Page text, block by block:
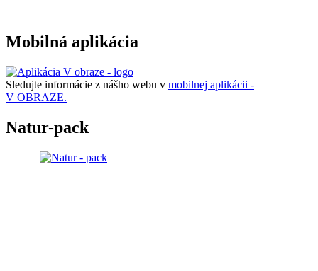
Mobilná aplikácia
Sledujte informácie z nášho webu v mobilnej aplikácii -
V OBRAZE.
Natur-pack